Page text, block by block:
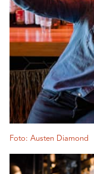
Foto: Austen Diamond